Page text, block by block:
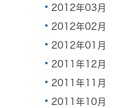
2012年03月
2012年02月
2012年01月
2011年12月
2011年11月
2011年10月